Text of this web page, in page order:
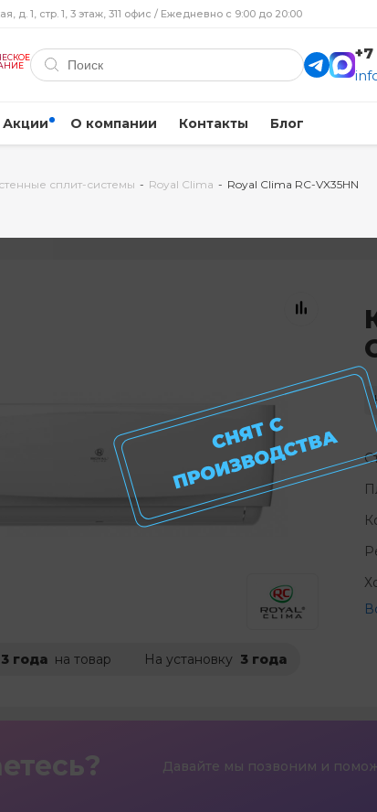
д. 1, стр. 1, 3 этаж, 311 офис / Ежедневно с 9:00 до 20:00
Акции О компании Контакты Блог
сплит-системы - Royal Clima - Royal Clima RC-VX35HN
3 года на товар На установку 3 года
Давайте мы позвоним и